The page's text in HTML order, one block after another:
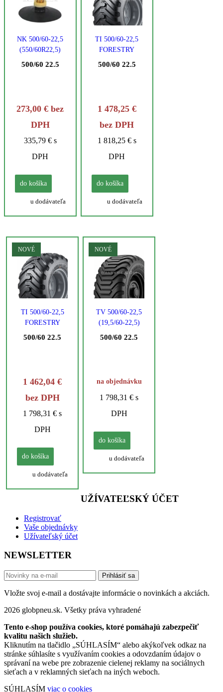
NK 500/60-22,5
(550/60R22,5)
TR 218A
500/60 22.5
273,00 € bez
DPH
335,79 € s
DPH
do košíka
u dodávateľa
TI 500/60-22,5
FORESTRY
FLOTATION
500/60 22.5
1 478,25 €
bez DPH
1 818,25 € s
DPH
do košíka
u dodávateľa
NOVÉ
TI 500/60-22,5
FORESTRY
500/60 22.5
1 462,04 €
bez DPH
1 798,31 € s
DPH
do košíka
u dodávateľa
NOVÉ
TV 500/60-22,5
(19,5/60-22,5)
(TVS)
500/60 22.5
na objednávku
1 798,31 € s
DPH
do košíka
u dodávateľa
UŽÍVATEĽSKÝ ÚČET
Registrovať
Vaše objednávky
Užívateľský účet
NEWSLETTER
Prihlásiť sa
Vložte svoj e-mail a dostávajte informácie o novinkách a akciách.
2026 globpneu.sk. Všetky práva vyhradené
Tento e-shop používa cookies, ktoré pomáhajú zabezpečiť
kvalitu našich služieb.
Kliknutím na tlačidlo „SÚHLASÍM“ alebo akýkoľvek odkaz na
stránke súhlasíte s využívaním cookies a odovzdaním údajov o
správaní na webe pre zobrazenie cielenej reklamy na sociálnych
sieťach a v reklamných sieťach na iných weboch.
SÚHLASÍM viac o cookies